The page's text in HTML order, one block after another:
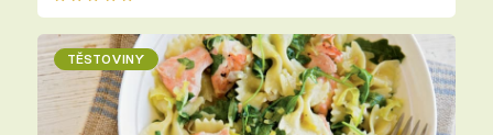
TĚSTOVINY